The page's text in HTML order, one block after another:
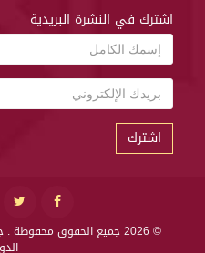
اشترك في النشرة البريدية
اشترك
© 2026 جميع الحقوق محفوظة .